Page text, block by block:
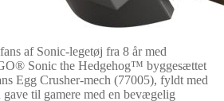
af Sonic-legetøj fra 8 år med
Sonic the Hedgehog™ byggesættet
Egg Crusher-mech (77005), fyldt med
til gamere med en bevægelig